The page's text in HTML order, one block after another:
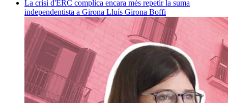
La crisi d'ERC complica encara més repetir la suma
independentista a Girona Lluís Girona Boffi